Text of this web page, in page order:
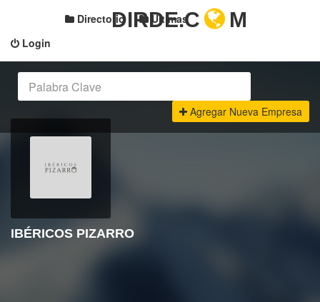
Login
Directorio Últimas
DIRDE.C M
Agregar Nueva Empresa
IBÉRICOS PIZARRO